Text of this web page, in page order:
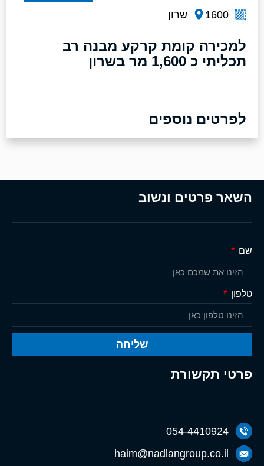
1600 שרון
למכירה קומת קרקע מבנה רב
תכליתי כ 1,600 מר בשרון
לפרטים נוספים
פרטי תקשורת
054-4410924
haim@nadlangroup.co.il
השאר פרטים ונשוב
שם
טלפון
שליחה